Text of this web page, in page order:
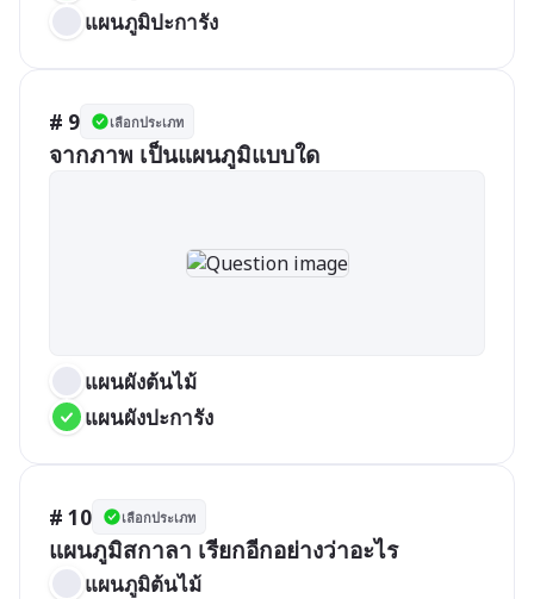
แผนภูมิปะการัง
# 9 เลือกประเภท
จากภาพ เป็นแผนภูมิแบบใด
แผนผังต้นไม้
แผนผังปะการัง
# 10 เลือกประเภท
แผนภูมิสกาลา เรียกอีกอย่างว่าอะไร
แผนภูมิต้นไม้